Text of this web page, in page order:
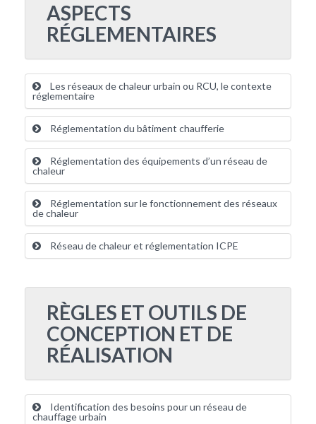
ASPECTS
RÉGLEMENTAIRES
Les réseaux de chaleur urbain ou RCU, le contexte
réglementaire
Réglementation du bâtiment chaufferie
Réglementation des équipements d’un réseau de
chaleur
Réglementation sur le fonctionnement des réseaux
de chaleur
Réseau de chaleur et réglementation ICPE
RÈGLES ET OUTILS DE
CONCEPTION ET DE
RÉALISATION
Identification des besoins pour un réseau de
chauffage urbain